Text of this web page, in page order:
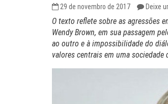
29 de novembro de 2017 Deixe
O texto reflete sobre as agressões
Wendy Brown, em sua passagem
ao outro e à impossibilidade do
valores centrais em uma sociedade